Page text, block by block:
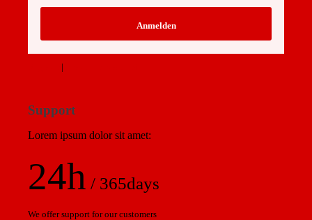
Anmelden
|
Support
Lorem ipsum dolor sit amet:
24h / 365days
We offer support for our customers